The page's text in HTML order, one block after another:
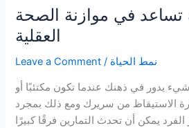
تساعد في موازنة الصحة
العقلية
Leave a Comment / نمط الحياة
يدور في ذهنك عندما تكون مكتئبًا أو
الاستيقاظ من سريرك ومع ذلك بمجرد
الفرد يمكن أن تحدث التمارين فرقًا كبيرًا